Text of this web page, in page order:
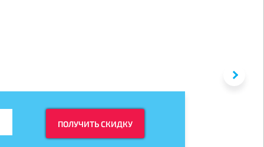
ПОЛУЧИТЬ СКИДКУ